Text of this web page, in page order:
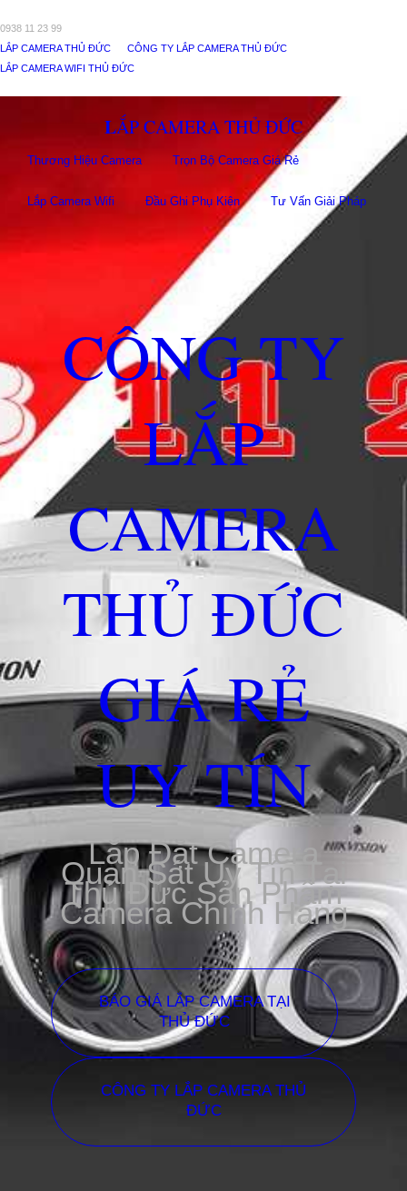
0938 11 23 99
LẮP CAMERA THỦ ĐỨC
CÔNG TY LẮP CAMERA THỦ ĐỨC
LẮP CAMERA WIFI THỦ ĐỨC
LẮP CAMERA THỦ ĐỨC
Thương Hiệu Camera Trọn Bộ Camera Giá Rẻ
Lắp Camera Wifi Đầu Ghi Phụ Kiên Tư Vấn Giải Pháp
CÔNG TY
LẮP
CAMERA
THỦ ĐỨC
GIÁ RẺ
UY TÍN
Lắp Đặt Camera
Quan Sát Uy Tín Tại
Thủ Đức Sản Phẩm
Camera Chính Hãng
BÁO GIÁ LẮP CAMERA TẠI
THỦ ĐỨC
CÔNG TY LẮP CAMERA THỦ
ĐỨC